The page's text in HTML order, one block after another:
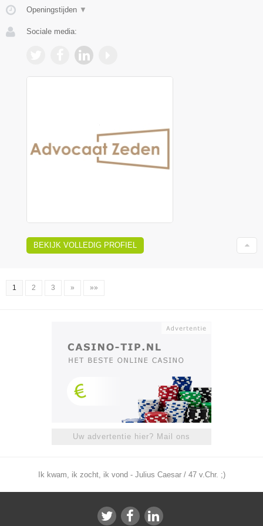
Openingstijden ▼
Sociale media:
BEKIJK VOLLEDIG PROFIEL
1 2 3 » »»
Uw advertentie hier? Mail ons
Ik kwam, ik zocht, ik vond - Julius Caesar / 47 v.Chr. ;)